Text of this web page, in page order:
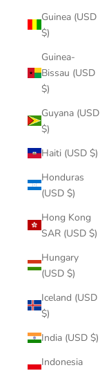
Guinea (USD
$)
Guinea-
Bissau (USD
$)
Guyana (USD
$)
Haiti (USD $)
Honduras
(USD $)
Hong Kong
SAR (USD $)
Hungary
(USD $)
Iceland (USD
$)
India (USD $)
Indonesia